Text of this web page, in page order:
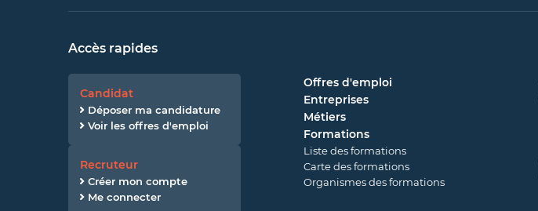
Accès rapides
Candidat
Déposer ma candidature
Voir les offres d'emploi
Recruteur
Créer mon compte
Me connecter
Offres d'emploi
Entreprises
Métiers
Formations
Liste des formations
Carte des formations
Organismes des formations